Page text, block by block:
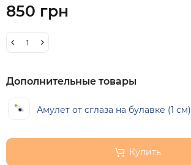
850 грн
Дополнительные товары
Амулет от сглаза на булавке (1 см)
Купить